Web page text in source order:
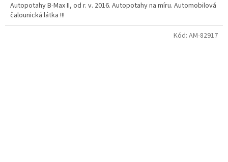
Autopotahy B-Max II, od r. v. 2016. Autopotahy na míru. Automobilová
čalounická látka !!!
Kód: AM-82917